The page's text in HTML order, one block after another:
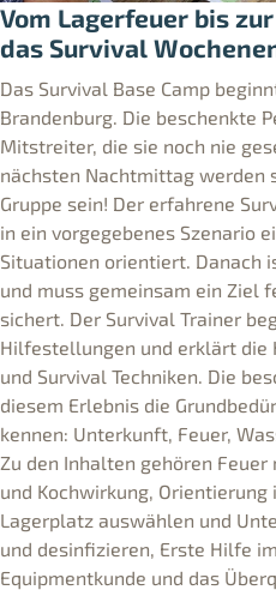
Vom Lagerfeuer bis
das Survival
Das Survival Base Camp
Brandenburg. Die beschenkte
Mitstreiter, die sie noch nie
nächsten Nachtmittag werden
Gruppe sein! Der erfahrene
in ein vorgegebenes Szenario
Situationen orientiert. Danach
und muss gemeinsam ein Ziel
sichert. Der Survival Trainer
Hilfestellungen und erklärt die
und Survival Techniken. Die
diesem Erlebnis die
kennen: Unterkunft, Feuer,
Zu den Inhalten gehören
und Kochwirkung, Orientierung
Lagerplatz auswählen und
und desinfizieren, Erste Hilfe
Equipmentkunde und das